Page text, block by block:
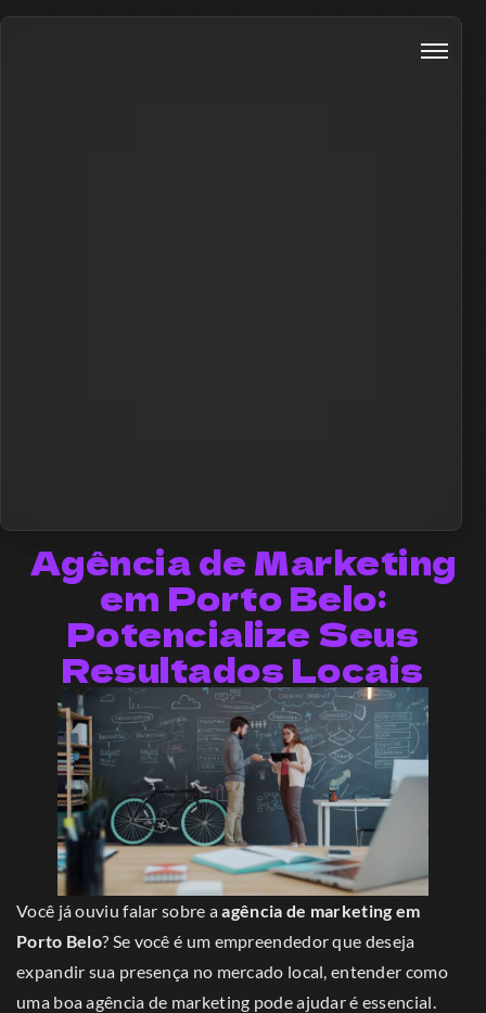
Agência de Marketing
em Porto Belo:
Potencialize Seus
Resultados Locais
Você já ouviu falar sobre aagência de marketing em
Porto Belo? Se você é um empreendedor que deseja
expandir sua presença no mercado local, entender como
uma boa agência de marketing pode ajudar é essencial.